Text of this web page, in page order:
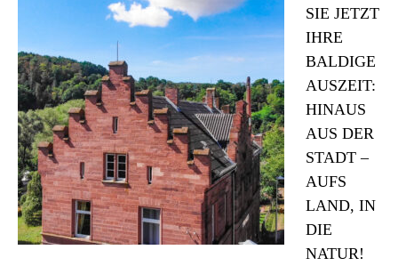
SIE JETZT
IHRE
BALDIGE
AUSZEIT:
HINAUS
AUS DER
STADT –
AUFS
LAND, IN
DIE
NATUR!